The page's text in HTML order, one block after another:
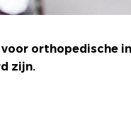
voor orthopedische
zijn.